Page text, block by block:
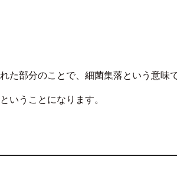
た部分のことで、細菌集落という意味
いうことになります。